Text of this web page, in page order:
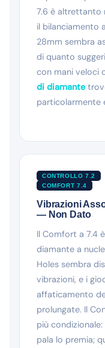
7.6 è altrettanto
il bilanciamento
28mm sembra
di quanto
con mani veloci
di diamante
particolarmente
CONTROLLO 7.2
COMFORT 7.4
Vibrazioni
— Non Dato
Il Comfort a 7.4
diamante a
Holes sembra
vibrazioni, e i
affaticamento
prolungate. Il
più
pala lo premia;